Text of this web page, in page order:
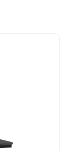
- 14 cm - 1